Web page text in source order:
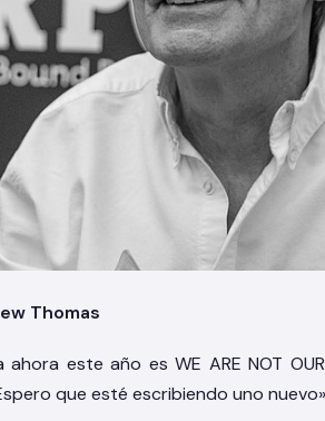
Thomas
este año es WE ARE NOT
que esté escribiendo uno